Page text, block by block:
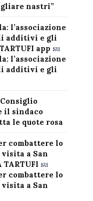
nastri”
l’associazione
additivi e gli
app su
l’associazione
additivi e gli
il sindaco
le quote rosa
combattere lo
a San
su
combattere lo
a San